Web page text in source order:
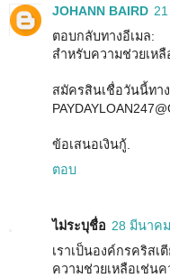
JOHANN BAIRD
ตอบกลับทางอีเมล:
สำหรับความช่วยเหลื
สมัครสินเชื่อวันนี้ทา
ข้อเสนอเงินกู้.
ตอบ
ไม่ระบุชื่อ 28 มีนาค
เราเป็นองค์กรคริสเ
ความช่วยเหลือเช่น